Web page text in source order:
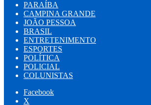
PARAÍBA
CAMPINA GRANDE
JOÃO PESSOA
BRASIL
ENTRETENIMENTO
ESPORTES
POLÍTICA
POLICIAL
COLUNISTAS
Facebook
X